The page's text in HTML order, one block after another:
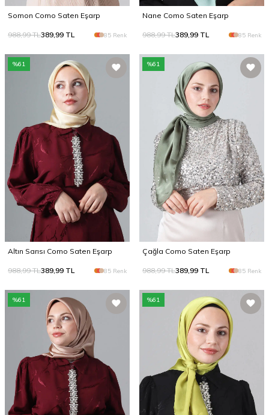
Somon Como Saten Eşarp
988,99TL389,99 TL 85 Renk
Nane Como Saten Eşarp
988,99TL389,99 TL 85 Renk
%61
Altın Sarısı Como Saten Eşarp
988,99TL389,99 TL 85 Renk
%61
Çağla Como Saten Eşarp
988,99TL389,99 TL 85 Renk
%61 %61